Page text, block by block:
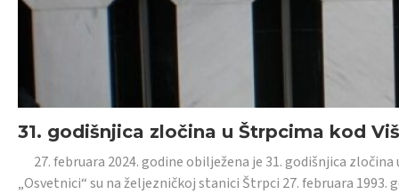
31. godišnjica zločina u Štrpcima kod
27. februara 2024. godine obilježena je 31. godišnjica
„Osvetnici“ su na željezničkoj stanici Štrpci 27. februara 1993.